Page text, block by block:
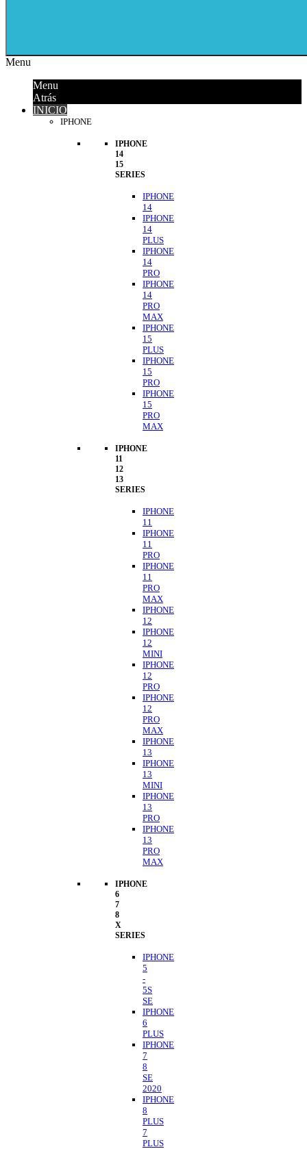
Menu
Menu
Atrás
INICIO
IPHONE
IPHONE
14
15
SERIES
IPHONE
14
IPHONE
14
PLUS
IPHONE
14
PRO
IPHONE
14
PRO
MAX
IPHONE
15
PLUS
IPHONE
15
PRO
IPHONE
15
PRO
MAX
IPHONE
11
12
13
SERIES
IPHONE
11
IPHONE
11
PRO
IPHONE
11
PRO
MAX
IPHONE
12
IPHONE
12
MINI
IPHONE
12
PRO
IPHONE
12
PRO
MAX
IPHONE
13
IPHONE
13
MINI
IPHONE
13
PRO
IPHONE
13
PRO
MAX
IPHONE
6
7
8
X
SERIES
IPHONE
5
-
5S
SE
IPHONE
6
PLUS
IPHONE
7
8
SE
2020
IPHONE
8
PLUS
7
PLUS